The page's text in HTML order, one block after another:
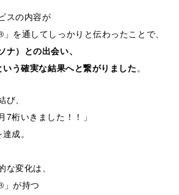
スの内容が
」を通してしっかりと伝わったことで、
）との出会い、
う確実な結果へと繋がりました。
、
7桁いきました！！」
成。
変化は、
」が持つ